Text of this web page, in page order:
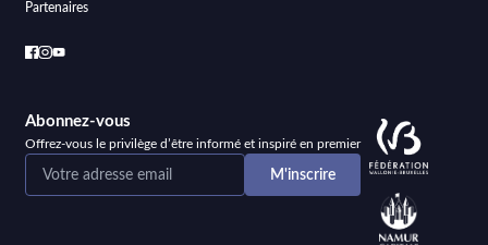
Partenaires
Abonnez-vous
Offrez-vous le privilège d’être informé et inspiré en premier